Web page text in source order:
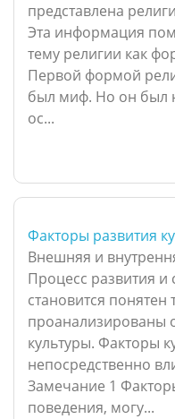
представлена
Эта информация
тему религии как
Первой формой
был миф. Но он был
ос...
Факторы развития
Внешняя и
Процесс развития и
становится понятен
проанализированы
культуры. Факторы
непосредственно
Замечание 1
поведения, могу...